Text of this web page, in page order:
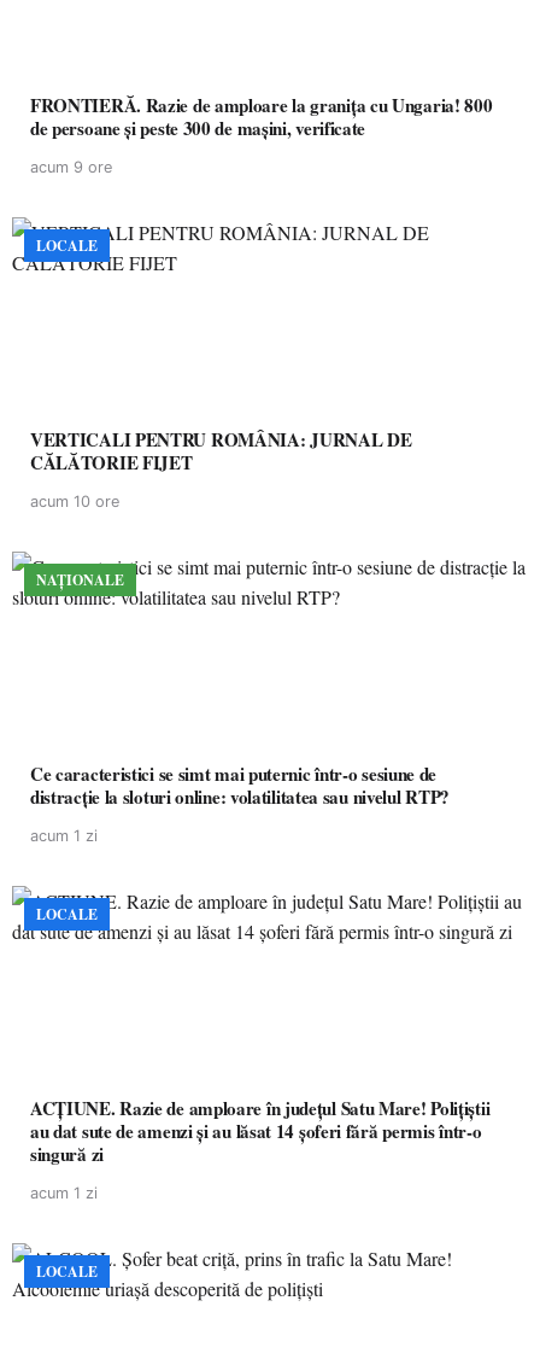
FRONTIERĂ. Razie de amploare la granița cu Ungaria! 800
de persoane și peste 300 de mașini, verificate
acum 9 ore
LOCALE
VERTICALI PENTRU ROMÂNIA: JURNAL DE
CĂLĂTORIE FIJET
acum 10 ore
NAȚIONALE
Ce caracteristici se simt mai puternic într-o sesiune de
distracție la sloturi online: volatilitatea sau nivelul RTP?
acum 1 zi
LOCALE
ACȚIUNE. Razie de amploare în județul Satu Mare! Polițiștii
au dat sute de amenzi și au lăsat 14 șoferi fără permis într-o
singură zi
acum 1 zi
LOCALE